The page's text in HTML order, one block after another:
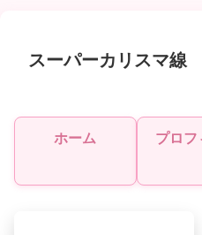
スーパーカリスマ線
ホーム プロフ